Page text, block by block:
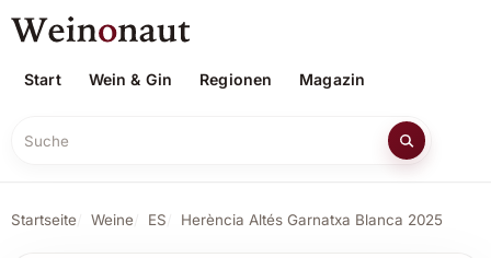
Start Wein & Gin Regionen Magazin
Suche
Startseite Weine ES Herència Altés Garnatxa Blanca 2025